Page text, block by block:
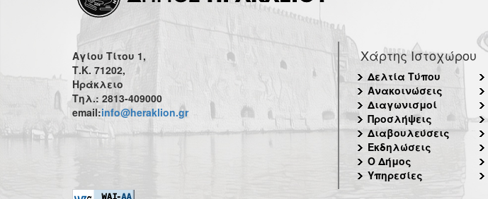
Αγίου Τίτου 1,
Τ.Κ. 71202,
Ηράκλειο
Τηλ.: 2813-409000
email:info@heraklion.gr
Χάρτης Ιστοχώρου
Δελτία Τύπου
Ανακοινώσεις
Διαγωνισμοί
Προσλήψεις
Διαβουλεύσεις
Εκδηλώσεις
Ο Δήμος
Υπηρεσίες